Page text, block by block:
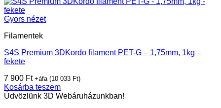
Gyors nézet
Filamentek
S4S Premium 3DKordo filament PET-G – 1,75mm, 1kg –
fekete
7 900 Ft +áfa (10 033 Ft)
Kosárba teszem
Üdvözlünk 3D Webáruházunkban!